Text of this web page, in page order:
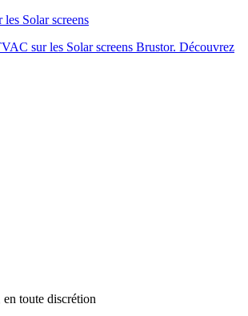
les Solar screens
sur les Solar screens Brustor. Découvrez
toute discrétion